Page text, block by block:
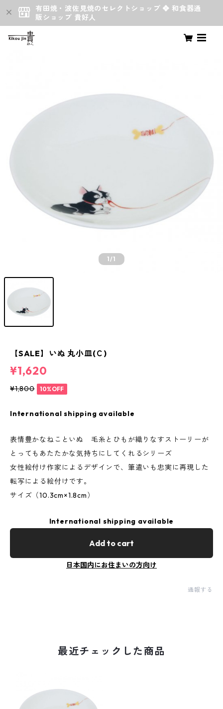
有田焼・波佐見焼のセレクトショップ ❖ 和食器通
販ショップ 貴好人
1/1
【SALE】いぬ 丸小皿(Ｃ)
¥1,620
¥1,800 10%OFF
International shipping available
表情豊かなねこといぬ 毛糸とひもが織りなすストーリーが
とってもあたたかな気持ちにしてくれるシリーズ
女性絵付け作家によるデザインで、筆遣いも忠実に再現した
転写による絵付けです。
サイズ（10.3cm×1.8cm）
International shipping available
Add to cart
日本国内にお住まいの方向け
通報する
最近チェックした商品